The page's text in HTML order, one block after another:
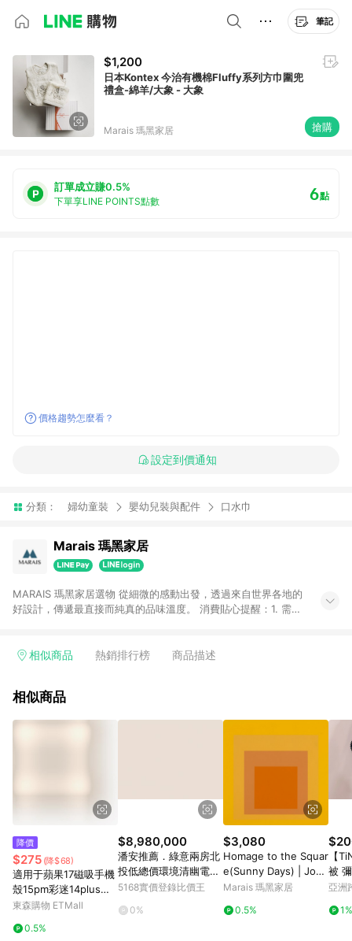
筆記
$1,200
日本Kontex 今治有機棉Fluffy系列方巾圍兜
禮盒-綿羊/大象 - 大象
Marais 瑪黑家居 搶購
訂單成立賺0.5%
下單享LINE POINTS點數 6點
價格趨勢怎麼看？
設定到價通知
分類： 婦幼童裝 嬰幼兒裝與配件 口水巾
Marais 瑪黑家居
MARAIS 瑪黑家居選物 從細微的感動出發，透過來自世界各地的
好設計，傳遞最直接而純真的品味溫度。 消費貼心提醒：1. 需透
APP下單，將不符合贈點資格。 3. 點數將於出貨後60天前後發
相似商品 熱銷排行榜 商品描述
相似商品
降價
$275 (降$68)
適用于蘋果17磁吸手機
殼15pm彩迷14plus雙
層p硅膠iphone16pro
摔高級耐用磨軍事風m
東森購物 ETMall
0.5%
$8,980,000
潘安推薦．綠意兩房北
投低總價環境清幽電梯
美宅｜台北市北投區溫
5168實價登錄比價王
0%
$3,080
Homage to the Squar
e(Sunny Days) | Jose
f Albers - 銀色鋁框-中
Marais 瑪黑家居
0.5%
【
被
刺繡
亞洲
1%